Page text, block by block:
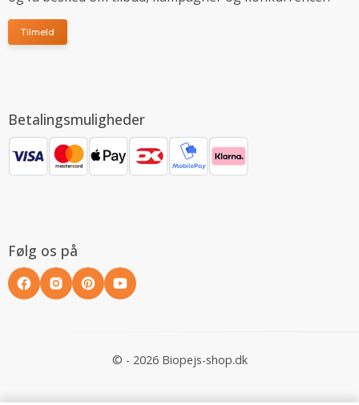
Tilmeld
Betalingsmuligheder
Følg os på
© - 2026 Biopejs-shop.dk